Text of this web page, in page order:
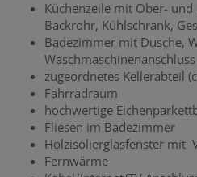
Küchenzeile mit Ober-
Backrohr, Kühlschrank,
Badezimmer mit Dusche,
Waschmaschinenanschluss
zugeordnetes Kellerabteil
Fahrradraum
hochwertige
Fliesen im Badezimmer
Holzisolierglasfenster mit
Fernwärme